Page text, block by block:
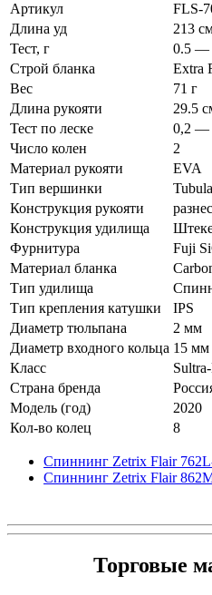
Артикул
FLS-
Длина уд
213
Тест, г
0.5 —
Строй бланка
Extra
Вес
71 г
Длина рукояти
29.5
Тест по леске
0,2 —
Число колен
2
Материал рукояти
EVA
Тип вершинки
Конструкция рукояти
Конструкция удилища
Фурнитура
Fuji
Материал бланка
Тип удилища
Тип крепления катушки
IPS
Диаметр тюльпана
2 мм
Диаметр входного кольца 15 мм
Класс
Страна бренда
Модель (год)
2020
Кол-во колец
8
Спиннинг Zetrix Flair
Спиннинг Zetrix Flair
Торговые